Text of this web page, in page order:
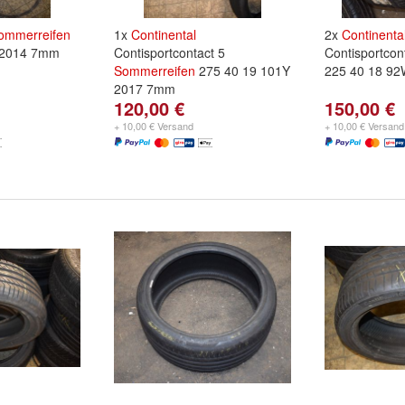
7mm
1x Continental
Contisportcontact 5
Sommerreifen 275 40 19 101Y
2017 7mm
120,00 €
+ 10,00 € Versand
2x
225 40 18
150,00 €
+ 10,00 € Versand